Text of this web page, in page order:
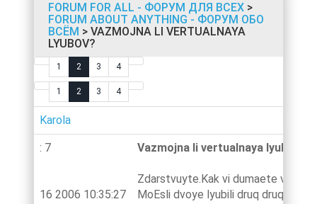
FORUM FOR ALL - ФОРУМ ДЛЯ ВСЕХ>
FORUM ABOUT ANYTHING - ФОРУМ ОБО
ВСЁМ > VAZMOJNA LI VERTUALNAYA
LYUBOV?
1 2 3 4
1 2 3 4
Karola
: 7
16 2006 10:35:27
Vazmojna li vertualnaya lyubov?
Zdarstvuyte.Kak vi dumaete
MoEsli dvoye lyubili druq druqa v